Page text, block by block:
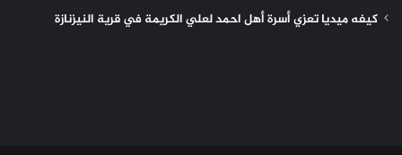
كيفه ميديا تعزي أسرة أهل احمد لعلي الكريمة في قرية النيزنازة